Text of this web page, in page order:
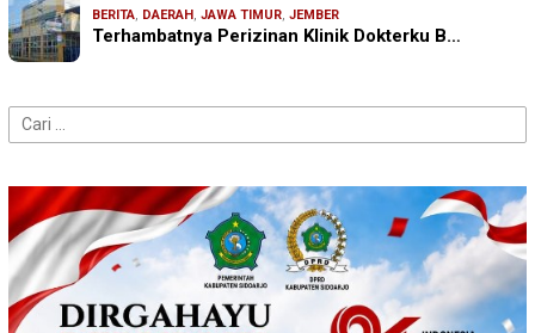
BERITA, DAERAH , JAWA TIMUR, JEMBER
Terhambatnya Perizinan Klinik Dokterku B…
Cari
untuk: